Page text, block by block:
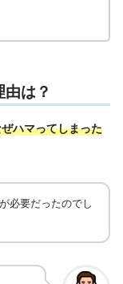
は？
ハマってしまった
必要だったのでし